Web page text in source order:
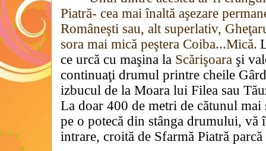
Piatră- cea mai înaltă aşezare
Româneşti sau, alt superlativ,
sora mai mică peştera Coiba...Mică.
ce urcă cu maşina la Scărişoara şi
continuaţi drumul printre cheile
izbucul de la Moara lui Filea sau
La doar 400 de metri de cătunul
pe o potecă din stânga drumului, vă
intrare, croită de Sfarmă Piatră